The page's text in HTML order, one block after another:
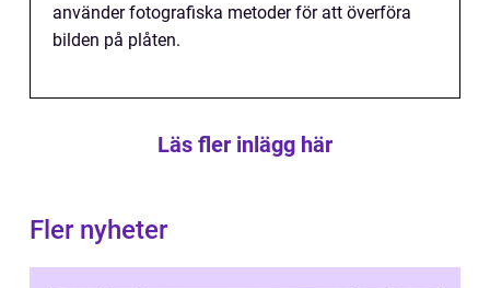
använder fotografiska metoder för att överföra
bilden på plåten.
Läs fler inlägg här
Fler nyheter